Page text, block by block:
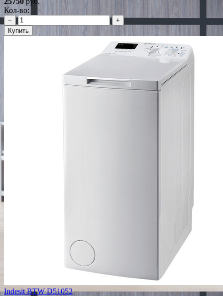
Кол-во:
−
+
Купить
Indesit BTW D51052